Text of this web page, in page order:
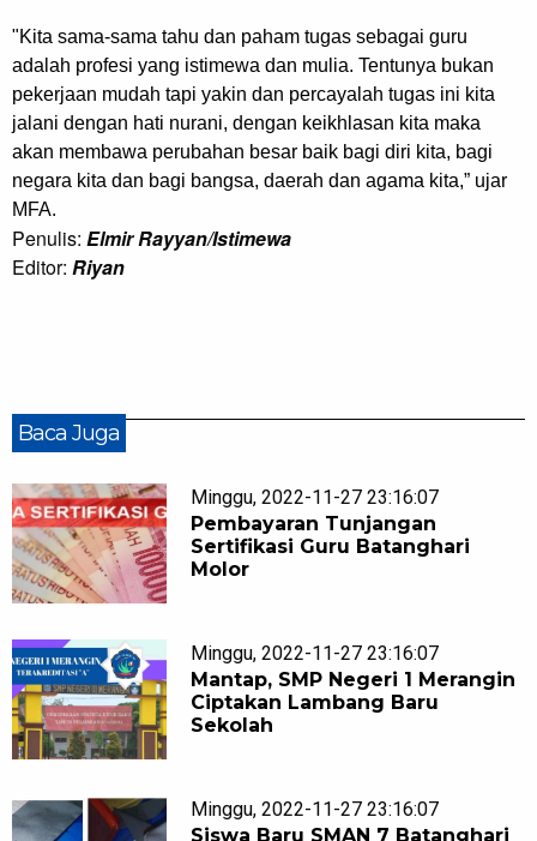
"Kita sama-sama tahu dan paham tugas sebagai guru
adalah profesi yang istimewa dan mulia. Tentunya bukan
pekerjaan mudah tapi yakin dan percayalah tugas ini kita
jalani dengan hati nurani, dengan keikhlasan kita maka
akan membawa perubahan besar baik bagi diri kita, bagi
negara kita dan bagi bangsa, daerah dan agama kita,” ujar
MFA.
Penulis: Elmir Rayyan/Istimewa
Editor: Riyan
Baca Juga
Minggu, 2022-11-27 23:16:07
Pembayaran Tunjangan
Sertifikasi Guru Batanghari
Molor
Minggu, 2022-11-27 23:16:07
Mantap, SMP Negeri 1 Merangin
Ciptakan Lambang Baru
Sekolah
Minggu, 2022-11-27 23:16:07
Siswa Baru SMAN 7 Batanghari